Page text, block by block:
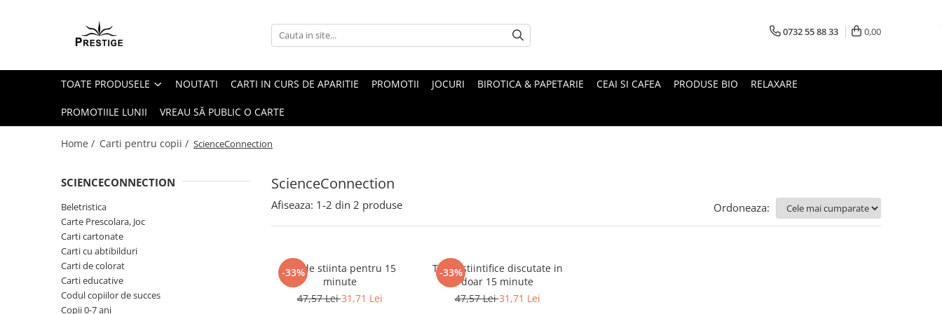
Toate Produsele
Pachete Speciale Carti
Spiritualitate - Ezoterism
AngelConnection
Chiromantie
Dezvoltare Spirituala
KidConnection
Minte Corp
New Illuminati Files
0732 55 88 33 0,00
TOATE PRODUSELE NOUTATI CARTI IN CURS DE APARITIE PROMOTII JOCURI BIROTICA & PAPETARIE CEAI SI CAFEA PRODUSE BIO RELAXARE
PROMOTIILE LUNII VREAU SĂ PUBLIC O CARTE
Home / Carti pentru copii / ScienceConnection
ScienceConnection
SCIENCECONNECTION
Beletristica
Carte Prescolara, Joc
Carti cartonate
Carti cu abtibilduri
Carti de colorat
Carti educative
Codul copiilor de succes
Copii 0-7 ani
Afiseaza: 1-2 din 2 produse Ordoneaza:
-33%
Om de stiinta pentru 15
minute
47,57 Lei31,71 Lei
-33%
Teorii stiintifice discutate in
doar 15 minute
47,57 Lei31,71 Lei